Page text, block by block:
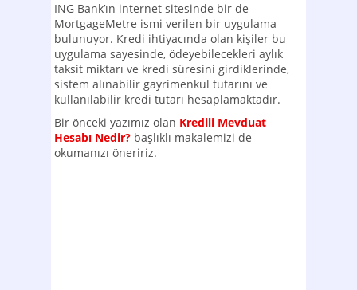
ING Bank’ın internet sitesinde bir de
MortgageMetre ismi verilen bir uygulama
bulunuyor. Kredi ihtiyacında olan kişiler bu
uygulama sayesinde, ödeyebilecekleri aylık
taksit miktarı ve kredi süresini girdiklerinde,
sistem alınabilir gayrimenkul tutarını ve
kullanılabilir kredi tutarı hesaplamaktadır.
Bir önceki yazımız olan Kredili Mevduat
Hesabı Nedir? başlıklı makalemizi de
okumanızı öneririz.